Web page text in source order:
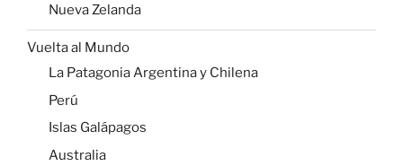
Nueva Zelanda
Vuelta al Mundo
La Patagonia Argentina y Chilena
Perú
Islas Galápagos
Australia